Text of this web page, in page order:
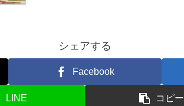
シェアする
Facebook
LINE コピー